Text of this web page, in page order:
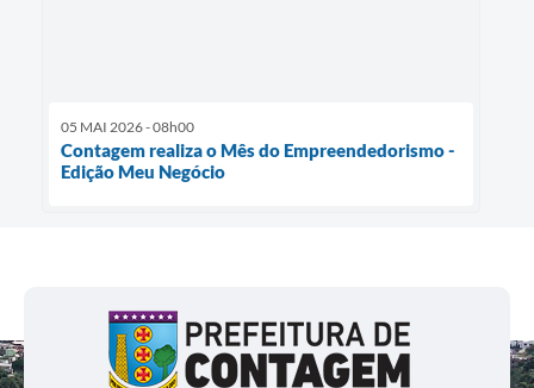
05 MAI 2026 - 08h00
Contagem realiza o Mês do Empreendedorismo -
Edição Meu Negócio